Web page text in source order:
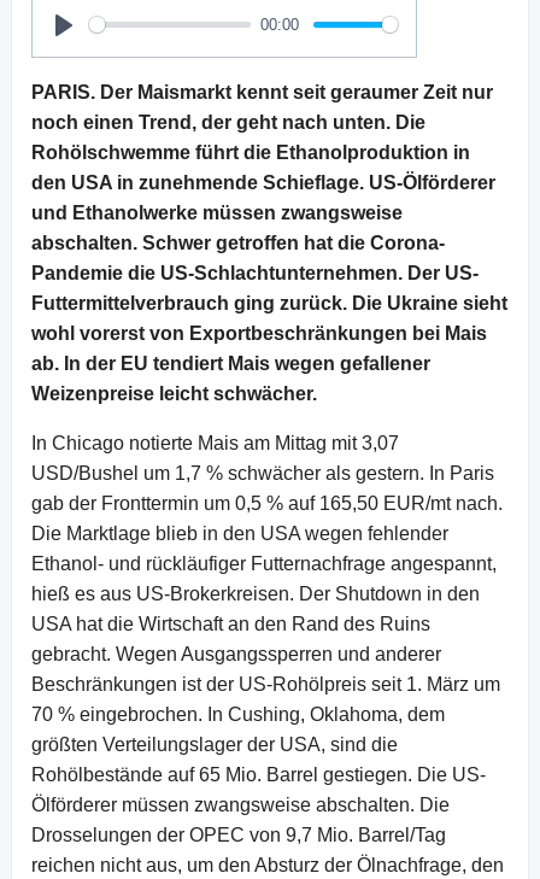
Play
00:00
PARIS. Der Maismarkt kennt seit geraumer Zeit nur
noch einen Trend, der geht nach unten. Die
Rohölschwemme führt die Ethanolproduktion in
den USA in zunehmende Schieflage. US-Ölförderer
und Ethanolwerke müssen zwangsweise
abschalten. Schwer getroffen hat die Corona-
Pandemie die US-Schlachtunternehmen. Der US-
Futtermittelverbrauch ging zurück. Die Ukraine sieht
wohl vorerst von Exportbeschränkungen bei Mais
ab. In der EU tendiert Mais wegen gefallener
Weizenpreise leicht schwächer.
In Chicago notierte Mais am Mittag mit 3,07
USD/Bushel um 1,7 % schwächer als gestern. In Paris
gab der Fronttermin um 0,5 % auf 165,50 EUR/mt nach.
Die Marktlage blieb in den USA wegen fehlender
Ethanol- und rückläufiger Futternachfrage angespannt,
hieß es aus US-Brokerkreisen. Der Shutdown in den
USA hat die Wirtschaft an den Rand des Ruins
gebracht. Wegen Ausgangssperren und anderer
Beschränkungen ist der US-Rohölpreis seit 1. März um
70 % eingebrochen. In Cushing, Oklahoma, dem
größten Verteilungslager der USA, sind die
Rohölbestände auf 65 Mio. Barrel gestiegen. Die US-
Ölförderer müssen zwangsweise abschalten. Die
Drosselungen der OPEC von 9,7 Mio. Barrel/Tag
reichen nicht aus, um den Absturz der Ölnachfrage, den